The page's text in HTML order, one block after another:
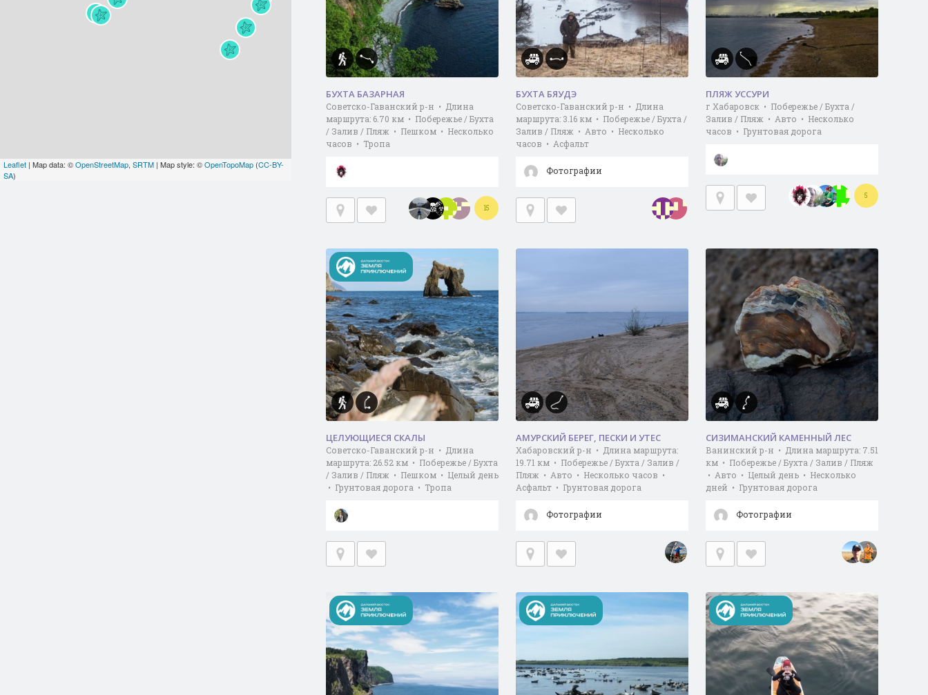
Leaflet | Map data: ©OpenStreetMap, SRTM | Map style: ©OpenTopoMap (CC-BY-
SA)
БУХТА БАЗАРНАЯ
Советско-Гаванский р-н • Длина
маршрута: 6.70 км • Побережье / Бухта
/ Залив / Пляж • Пешком • Несколько
часов • Тропа
15
БУХТА БЯУДЭ
Советско-Гаванский р-н • Длина
маршрута: 3.16 км • Побережье / Бухта /
Залив / Пляж • Авто • Несколько
часов • Асфальт
Фотографии
ПЛЯЖ УССУРИ
г Хабаровск • Побережье / Бухта /
Залив / Пляж • Авто • Несколько
часов • Грунтовая дорога
5
ЦЕЛУЮЩИЕСЯ СКАЛЫ
Советско-Гаванский р-н • Длина
маршрута: 26.52 км • Побережье / Бухта
/ Залив / Пляж • Пешком • Целый день
• Грунтовая дорога • Тропа
АМУРСКИЙ БЕРЕГ, ПЕСКИ И УТЕС
Хабаровский р-н • Длина маршрута:
19.71 км • Побережье / Бухта / Залив /
Пляж • Авто • Несколько часов •
Асфальт • Грунтовая дорога
Фотографии
СИЗИМАНСКИЙ КАМЕННЫЙ ЛЕС
Ванинский р-н • Длина маршрута: 7.51
км • Побережье / Бухта / Залив / Пляж
• Авто • Целый день • Несколько
дней • Грунтовая дорога
Фотографии